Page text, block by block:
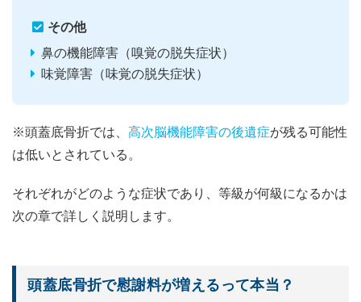
その他
鼻の機能障害（嗅覚の脱失症状）
味覚障害（味覚の脱失症状）
※頭蓋底骨折では、 高次脳機能障害の後遺症が残る可能性
は低いとされている。
それぞれがどのような症状であり、等級が何級になるかは
次の章で詳しく説明します。
頭蓋底骨折で慰謝料が増えるって本当？